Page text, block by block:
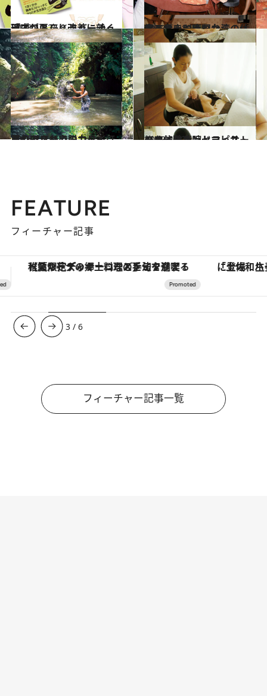
2013.12.26
『こりトレ』ラバーチューブが肩こり改善に効く理由
ライフスタイル 2013.11.12
食べ歩きに疲れたら……マッサージ天国台湾の休足スポット
旅＆お出かけ
2013.7.1
肩のコリも心のコリもほぐれるスパで脱力タイム inバリ
旅＆お出かけ 2013.4.17
ハワイの凄腕セラピストのオールハンドマッサージを体験！
旅＆お出かけ
FEATURE
フィーチャー記事
「土佐和ハーブかき氷」がOMO7高知に登場！生姜、山椒、大葉など目にも舌にも涼を呼ぶ郷土の味 【銀座で出合う最旬美容】美髪ケアや上質
3 /6
フィーチャー記事一覧